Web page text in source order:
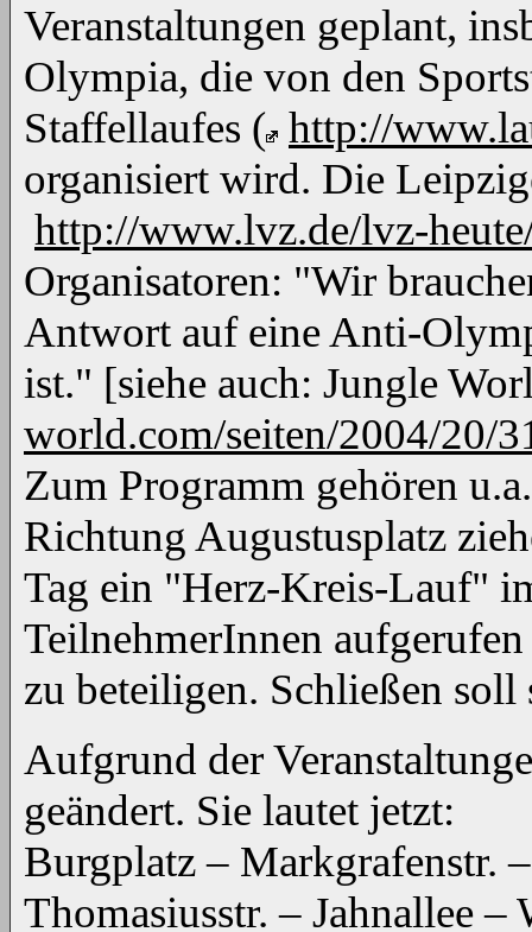
Veranstaltungen geplant,
Olympia, die von den
Staffellaufes ( http://
organisiert wird. Die
http://www.lvz.de/lvz-
Organisatoren: "Wir
Antwort auf eine Anti-
ist." [siehe auch: Jungle
world.com/seiten/2004/20/
Zum Programm gehören
Richtung Augustusplatz
Tag ein "Herz-Kreis-Lauf"
TeilnehmerInnen
zu beteiligen. Schließen
Aufgrund der
geändert. Sie lautet jetzt:
Burgplatz – Markgrafenstr.
Thomasiusstr. – Jahnallee –